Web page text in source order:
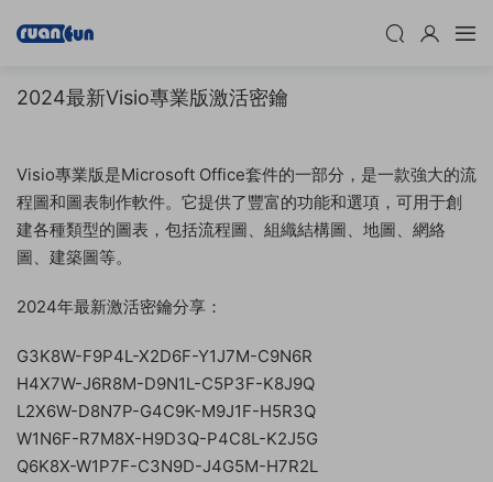
2024最新Visio專業版激活密鑰
Visio專業版是Microsoft Office套件的一部分，是一款強大的流
程圖和圖表制作軟件。它提供了豐富的功能和選項，可用于創
建各種類型的圖表，包括流程圖、組織結構圖、地圖、網絡
圖、建築圖等。
2024年最新激活密鑰分享：
G3K8W-F9P4L-X2D6F-Y1J7M-C9N6R
H4X7W-J6R8M-D9N1L-C5P3F-K8J9Q
L2X6W-D8N7P-G4C9K-M9J1F-H5R3Q
W1N6F-R7M8X-H9D3Q-P4C8L-K2J5G
Q6K8X-W1P7F-C3N9D-J4G5M-H7R2L